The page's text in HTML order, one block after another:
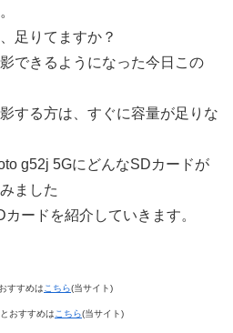
足りてますか？
できるようになった今日この
する方は、すぐに容量が足りな
g52j 5GにどんなSDカードが
ました
ードを紹介していきます。
すすめはこちら(当サイト)
おすすめはこちら(当サイト)